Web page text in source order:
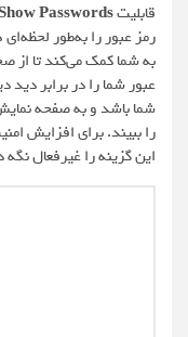
قابلیتShow Passwords
رمز عبور را به‌طور لحظه‌ای
به شما کمک می‌کند تا از
عبور شما را در برابر دید
شما باشد و به صفحه
را ببیند. برای افزایش
این گزینه را غیرفعال نگه